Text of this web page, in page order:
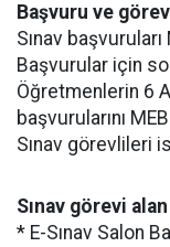
Başvuru ve
Sınav
Başvurular için
Öğretmenlerin 6
başvurularını
Sınav görevlileri
Sınav görevi
* E-Sınav Salon